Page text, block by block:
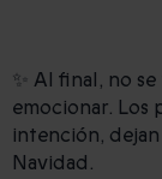
✨ Al final, no
emocionar. Los
intención,
Navidad.